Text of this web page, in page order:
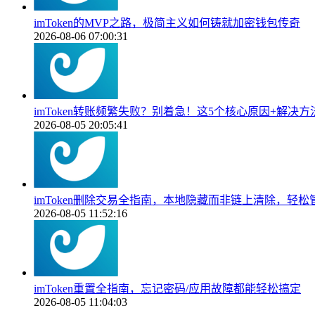
imToken的MVP之路，极简主义如何铸就加密钱包传奇
2026-08-06 07:00:31
imToken转账频繁失败？别着急！这5个核心原因+解决方
2026-08-05 20:05:41
imToken删除交易全指南，本地隐藏而非链上清除，轻松
2026-08-05 11:52:16
imToken重置全指南，忘记密码/应用故障都能轻松搞定
2026-08-05 11:04:03